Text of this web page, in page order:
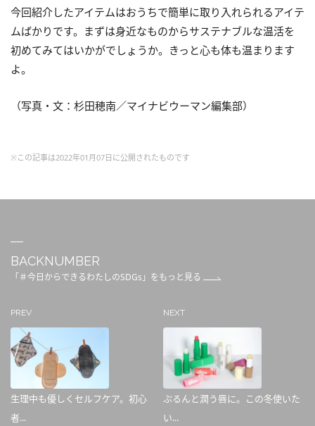
今回紹介したアイテムはおうちで簡単に取り入れられるアイテ
ムばかりです。まずは身近なものからサステナブルな温活を
初めてみてはいかがでしょうか。きっと心も体も温まります
よ。
（写真・文：杉田穂南／マイナビウーマン編集部）
※この記事は2022年01月07日に公開されたものです
BACKNUMBER
「＃今日からできるわたしのSDGs」をもっと見る
PREV
生理中も優しくセルフケア。初心
者...
NEXT
ぷるんと潤う唇に。この冬使いた
い...